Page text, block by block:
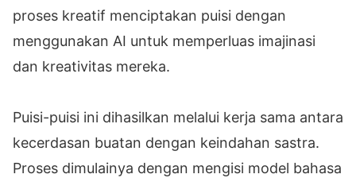
proses kreatif menciptakan puisi dengan
menggunakan AI untuk memperluas imajinasi
dan kreativitas mereka.
Puisi-puisi ini dihasilkan melalui kerja sama antara
kecerdasan buatan dengan keindahan sastra.
Proses dimulainya dengan mengisi model bahasa